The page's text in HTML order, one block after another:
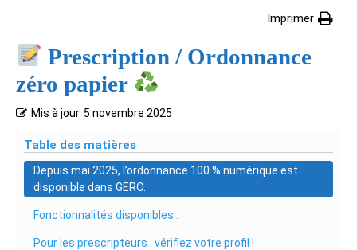
Imprimer
Prescription / Ordonnance
zéro papier
Mis à jour 5 novembre 2025
Table des matières
Depuis mai 2025, l’ordonnance 100 % numérique est
disponible dans GERO.
Fonctionnalités disponibles :
Pour les prescripteurs : vérifiez votre profil !